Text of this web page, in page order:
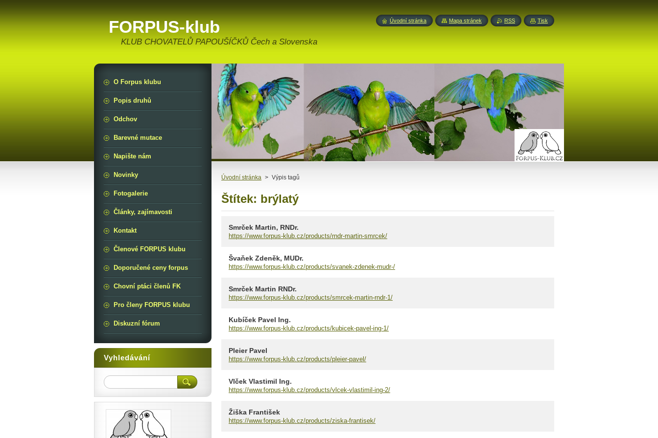
FORPUS-klub
KLUB CHOVATELŮ PAPOUŠÍČKŮ Čech a Slovenska
Úvodní stránka > Výpis tagů
Štítek: brýlatý
Smrček Martin, RNDr.
https://www.forpus-klub.cz/products/rndr-martin-smrcek/
Švaňek Zdeněk, MUDr.
https://www.forpus-klub.cz/products/svanek-zdenek-mudr-/
Smrček Martin RNDr.
https://www.forpus-klub.cz/products/smrcek-martin-rndr-1/
Kubíček Pavel Ing.
https://www.forpus-klub.cz/products/kubicek-pavel-ing-1/
Pleier Pavel
https://www.forpus-klub.cz/products/pleier-pavel/
Vlček Vlastimil Ing.
https://www.forpus-klub.cz/products/vlcek-vlastimil-ing-2/
Žiška František
https://www.forpus-klub.cz/products/ziska-frantisek/
O Forpus klubu
Popis druhů
Odchov
Barevné mutace
Napište nám
Novinky
Fotogalerie
Články, zajímavosti
Kontakt
Členové FORPUS klubu
Doporučené ceny forpus
Chovní ptáci členů FK
Pro členy FORPUS klubu
Diskuzní fórum
Vyhledávání
Úvodní stránka Mapa stránek RSS Tisk